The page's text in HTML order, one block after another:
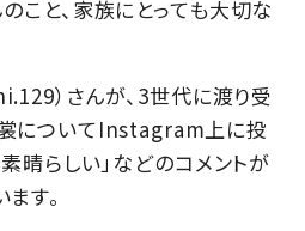
こと、家族にとっても大切な
）さんが、3世代に渡り受
についてInstagram上に投
晴らしい」などのコメントが
す。